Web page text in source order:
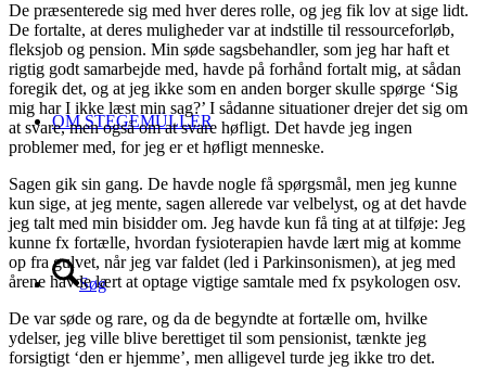
OM STEGEMÜLLER
Søg
De præsenterede sig med hver deres rolle, og jeg fik lov at sige lidt.
De fortalte, at deres muligheder var at indstille til ressourceforløb,
fleksjob og pension. Min søde sagsbehandler, som jeg har haft et
rigtig godt samarbejde med, havde på forhånd fortalt mig, at sådan
foregik det, og at jeg ikke som en anden borger skulle spørge ‘Sig
mig har I ikke læst min sag?’ I sådanne situationer drejer det sig om
at svare, men også om at svare høfligt. Det havde jeg ingen
problemer med, for jeg er et høfligt menneske.
Sagen gik sin gang. De havde nogle få spørgsmål, men jeg kunne
kun sige, at jeg mente, sagen allerede var velbelyst, og at det havde
jeg talt med min bisidder om. Jeg havde kun få ting at at tilføje: Jeg
kunne fx fortælle, hvordan fysioterapien havde lært mig at komme
op fra gulvet, når jeg var faldet (led i Parkinsonismen), at jeg med
årene havde lært at optage vigtige samtale med fx psykologen osv.
De var søde og rare, og da de begyndte at fortælle om, hvilke
ydelser, jeg ville blive berettiget til som pensionist, tænkte jeg
forsigtigt ‘den er hjemme’, men alligevel turde jeg ikke tro det.